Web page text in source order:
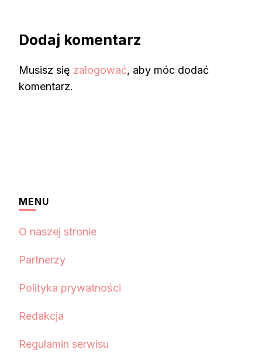
Dodaj komentarz
Musisz się zalogować, aby móc dodać
komentarz.
MENU
O naszej stronie
Partnerzy
Polityka prywatności
Redakcja
Regulamin serwisu